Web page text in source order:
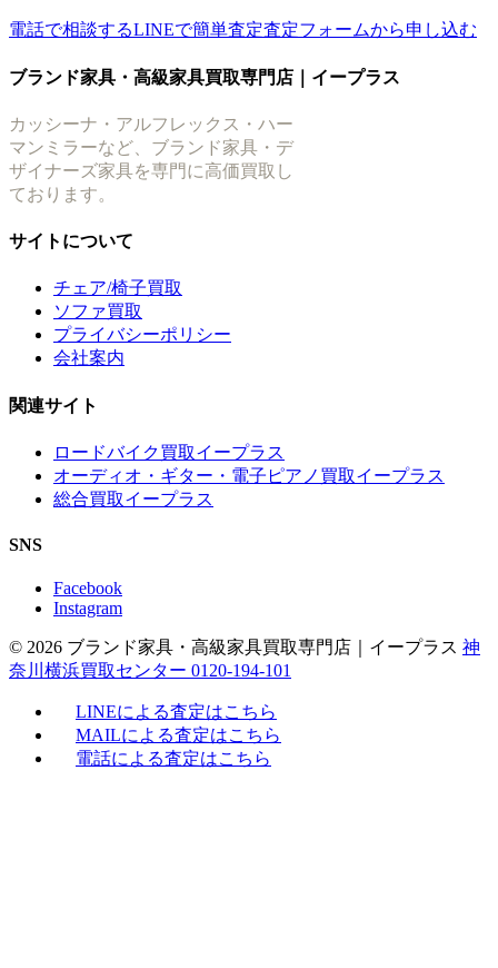
電話で相談するLINEで簡単査定査定フォームから申し込む
ブランド家具・高級家具買取専門店｜イープラス
カッシーナ・アルフレックス・ハー
マンミラーなど、ブランド家具・デ
ザイナーズ家具を専門に高価買取し
ております。
サイトについて
チェア/椅子買取
ソファ買取
プライバシーポリシー
会社案内
関連サイト
ロードバイク買取イープラス
オーディオ・ギター・電子ピアノ買取イープラス
総合買取イープラス
SNS
Facebook
Instagram
© 2026 ブランド家具・高級家具買取専門店｜イープラス 神
奈川横浜買取センター 0120-194-101
LINEによる査定はこちら
MAILによる査定はこちら
電話による査定はこちら